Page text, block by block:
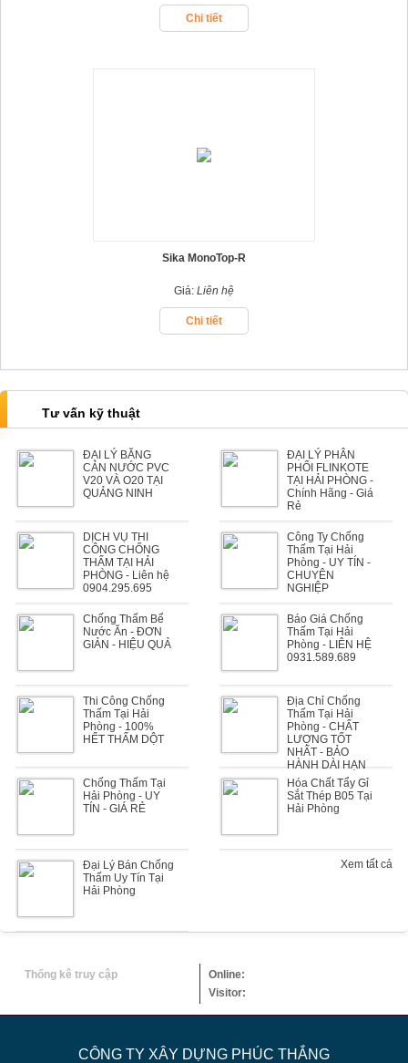
Chi tiết
Sika MonoTop-R
Giá: Liên hệ
Chi tiết
Tư vấn kỹ thuật
ĐẠI LÝ BĂNG
CẢN NƯỚC PVC
V20 VÀ O20 TẠI
QUẢNG NINH
ĐẠI LÝ PHÂN
PHỐI FLINKOTE
TẠI HẢI PHÒNG -
Chính Hãng - Giá
Rẻ
DỊCH VỤ THI
CÔNG CHỐNG
THẤM TẠI HẢI
PHÒNG - Liên hệ
0904.295.695
Công Ty Chống
Thấm Tại Hải
Phòng - UY TÍN -
CHUYÊN
NGHIỆP
Chống Thấm Bể
Nước Ăn - ĐƠN
GIẢN - HIỆU QUẢ
Báo Giá Chống
Thấm Tại Hải
Phòng - LIÊN HỆ
0931.589.689
Thi Công Chống
Thấm Tại Hải
Phòng - 100%
HẾT THẤM DỘT
Địa Chỉ Chống
Thấm Tại Hải
Phòng - CHẤT
LƯỢNG TỐT
NHẤT - BẢO
HÀNH DÀI HẠN
Chống Thấm Tại
Hải Phòng - UY
TÍN - GIÁ RẺ
Hóa Chất Tẩy Gỉ
Sắt Thép B05 Tại
Hải Phòng
Đại Lý Bán Chống
Thấm Uy Tín Tại
Hải Phòng
Xem tất cả
Thống kê truy cập
Online:
Visitor:
CÔNG TY XÂY DỰNG PHÚC THẮNG